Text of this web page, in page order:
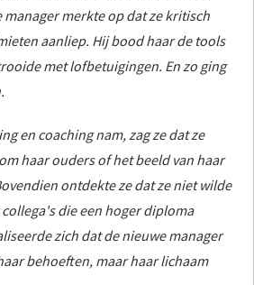
manager merkte op dat ze kritisch
aanliep. Hij bood haar de tools
met lofbetuigingen. En zo ging
en coaching nam, zag ze dat ze
haar ouders of het beeld van haar
ontdekte ze dat ze niet wilde
die een hoger diploma
zich dat de nieuwe manager
behoeften, maar haar lichaam